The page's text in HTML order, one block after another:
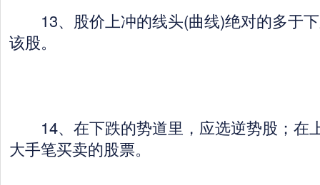
13、股价上冲的线头(曲线)绝对的多于
该股。
14、在下跌的势道里，应选逆势股；在
大手笔买卖的股票。